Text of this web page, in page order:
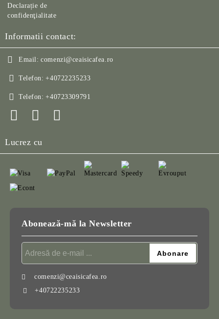
Declarație de
confidenţialitate
Informatii contact:
Email: comenzi@ceaisicafea.ro
Telefon: +40722235233
Telefon: +40723309791
Lucrez cu
Abonează-mă la Newsletter
comenzi@ceaisicafea.ro
+40722235233